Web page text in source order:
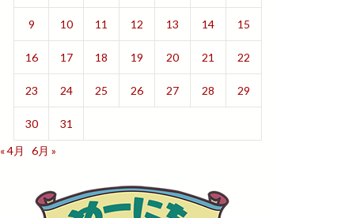
9 10 11 12 13 14 15
16 17 18 19 20 21 22
23 24 25 26 27 28 29
30
31
« 4月
6月 »